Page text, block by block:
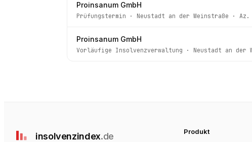
Proinsanum GmbH
Prüfungstermin · Neustadt an der Weinstraße · Az.
Proinsanum GmbH
Vorläufige Insolvenzverwaltung · Neustadt an der
insolvenzindex.de Produkt